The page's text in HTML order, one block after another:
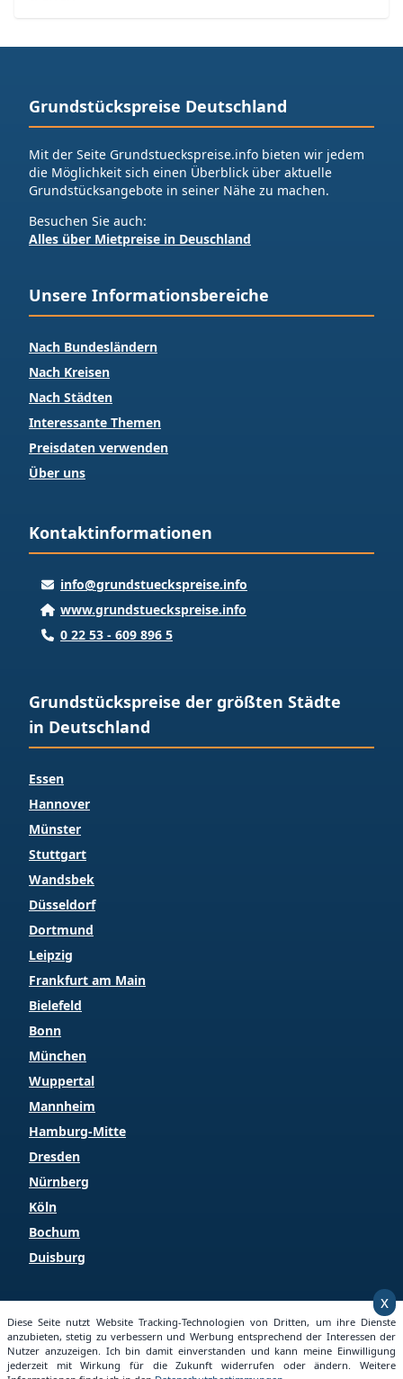
Grundstückspreise Deutschland
Mit der Seite Grundstueckspreise.info bieten wir jedem
die Möglichkeit sich einen Überblick über aktuelle
Grundstücksangebote in seiner Nähe zu machen.
Besuchen Sie auch:
Alles über Mietpreise in Deuschland
Unsere Informationsbereiche
Nach Bundesländern
Nach Kreisen
Nach Städten
Interessante Themen
Preisdaten verwenden
Über uns
Kontaktinformationen
info@grundstueckspreise.info
www.grundstueckspreise.info
0 22 53 - 609 896 5
Grundstückspreise der größten Städte
in Deutschland
Essen
Hannover
Münster
Stuttgart
Wandsbek
Düsseldorf
Dortmund
Leipzig
Frankfurt am Main
Bielefeld
Bonn
München
Wuppertal
Mannheim
Hamburg-Mitte
Dresden
Nürnberg
Köln
Bochum
Duisburg
Copyright © 2026 Grundstueckspreise.info
x
Diese Seite nutzt Website Tracking-Technologien von Dritten, um ihre Dienste
anzubieten, stetig zu verbessern und Werbung entsprechend der Interessen der
Nutzer anzuzeigen. Ich bin damit einverstanden und kann meine Einwilligung
jederzeit mit Wirkung für die Zukunft widerrufen oder ändern. Weitere